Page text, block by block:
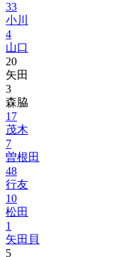
33
小川
4
山口
20
矢田
3
森脇
17
茂木
7
曽根田
48
行友
10
松田
1
矢田貝
5